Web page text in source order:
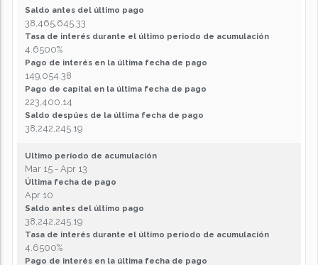
Saldo antes del último pago
38,465,645.33
Tasa de interés durante el último periodo de acumulación
4.6500%
Pago de interés en la última fecha de pago
149,054.38
Pago de capital en la última fecha de pago
223,400.14
Saldo despúes de la última fecha de pago
38,242,245.19
Ultimo período de acumulación
Mar 15 - Apr 13
Última fecha de pago
Apr 10
Saldo antes del último pago
38,242,245.19
Tasa de interés durante el último periodo de acumulación
4.6500%
Pago de interés en la última fecha de pago